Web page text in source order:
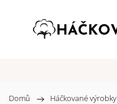
Domů / Háčkované výrobky